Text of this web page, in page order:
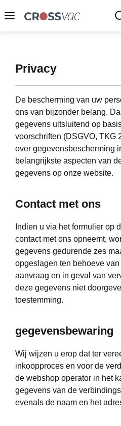
Ga naar de hoofdinhoud
Privacy
De bescherming van uw
ons van bijzonder belang.
gegevens uitsluitend op
voorschriften (DSGVO, TKG
over gegevensbescherming
belangrijkste aspecten van
gegevens op onze website.
Contact met ons
Indien u via het formulier op
contact met ons opneemt,
gegevens gedurende zes
opgeslagen ten behoeve
aanvraag en in geval van
deze gegevens niet
toestemming.
gegevensbewaring
Wij wijzen u erop dat ter
inkoopproces en voor de
de webshop operator in het
gegevens van de
evenals de naam en het